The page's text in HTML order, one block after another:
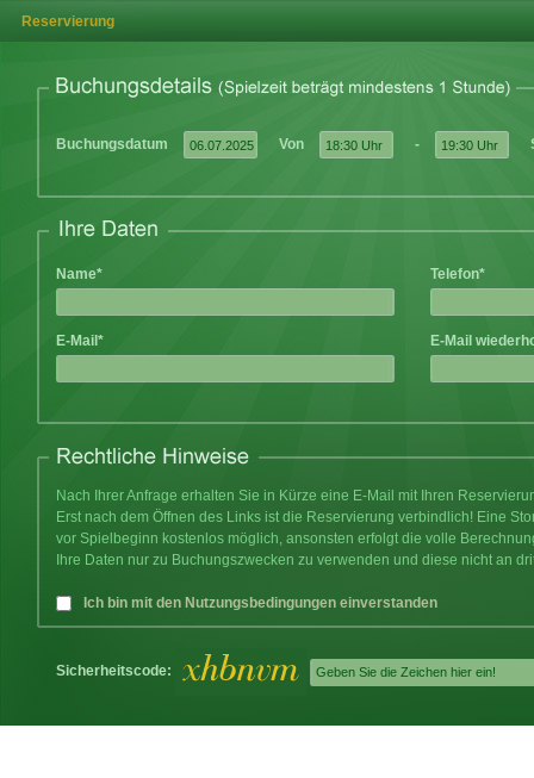
Reservierung
Buchungsdatum Von -
Name* Telefon*
E-Mail* E-Mail
Nach Ihrer Anfrage erhalten Sie in Kürze eine E-Mail mit Ihren
Erst nach dem Öffnen des Links ist die Reservierung verbindlich! Eine
vor Spielbeginn kostenlos möglich, ansonsten erfolgt die volle
Ihre Daten nur zu Buchungszwecken zu verwenden und diese nicht an
Ich bin mit den Nutzungsbedingungen einverstanden
Sicherheitscode: